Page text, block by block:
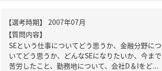
【質問内容】
SEという仕事についてどう思うか、金融分野につ
いてどう思うか、どんなSEになりたいか、今まで
苦労したこと、勤務地について、会社D＆Iをど...